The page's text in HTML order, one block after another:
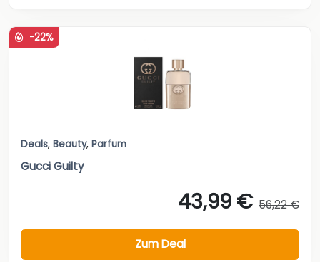
-22%
Deals, Beauty, Parfum
Gucci Guilty
43,99 € 56,22 €
Zum Deal